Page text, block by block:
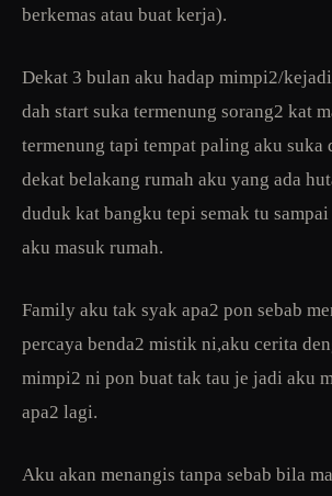
berkemas atau buat kerja).
Dekat 3 bulan aku hadap mimpi2/
dah start suka termenung sorang2 kat
termenung tapi tempat paling aku suka
dekat belakang rumah aku yang ada
duduk kat bangku tepi semak tu
aku masuk rumah.
Family aku tak syak apa2 pon sebab
percaya benda2 mistik ni,aku cerita
mimpi2 ni pon buat tak tau je jadi aku
apa2 lagi.
Aku akan menangis tanpa sebab bila